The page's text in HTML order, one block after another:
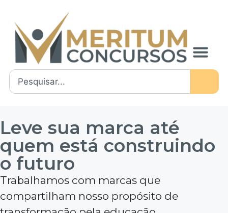
Leve sua marca até
quem está construindo
o futuro
Trabalhamos com marcas que
compartilham nosso propósito de